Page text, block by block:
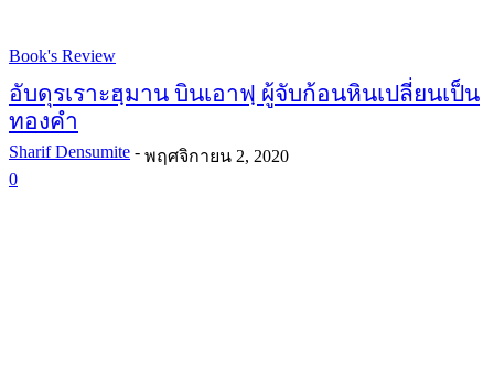
Book's Review
อับดุรเราะฮฺมาน บินเอาฟฺ ผู้จับก้อนหินเปลี่ยนเป็น
ทองคำ
Sharif Densumite - พฤศจิกายน 2, 2020
0